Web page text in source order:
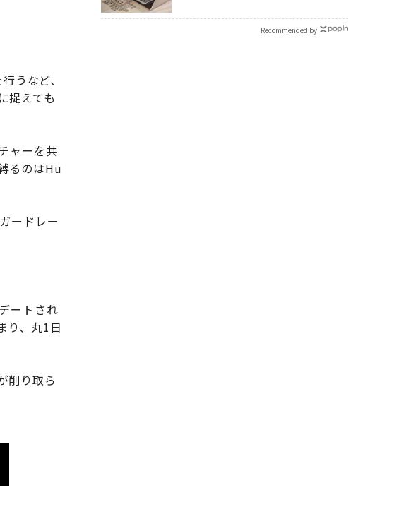
うなど、
捉えても
ャーを共
るのはHu
ードレー
ートされ
り、丸1日
削り取ら
Recommended by